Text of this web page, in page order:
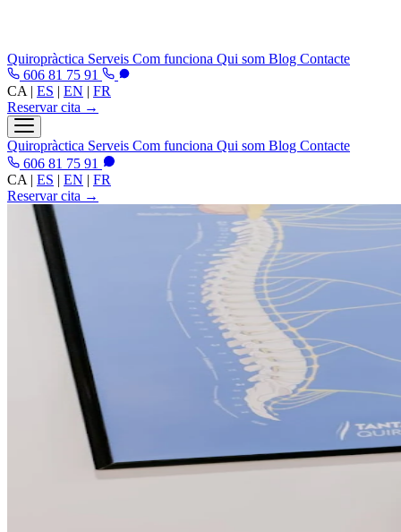
Quiropràctica Serveis Com funciona Qui som Blog Contacte
606 81 75 91
CA | ES | EN | FR
Reservar cita →
Quiropràctica Serveis Com funciona Qui som Blog Contacte
606 81 75 91
CA | ES | EN | FR
Reservar cita →